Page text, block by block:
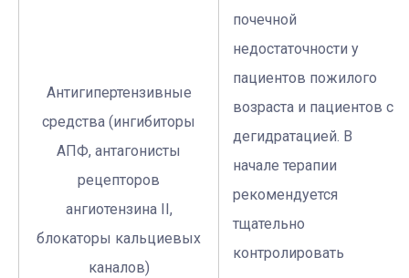
Антигипертензивные
средства (ингибиторы
АПФ, антагонисты
рецепторов
ангиотензина II,
блокаторы кальциевых
каналов)
почечной
недостаточности у
пациентов пожилого
возраста и пациентов с
дегидратацией. В
начале терапии
рекомендуется
тщательно
контролировать